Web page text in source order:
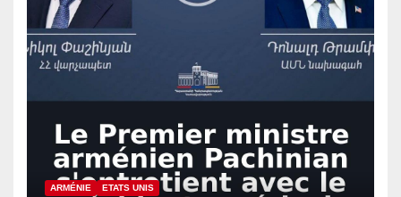
ARMÉNIE ETATS UNIS